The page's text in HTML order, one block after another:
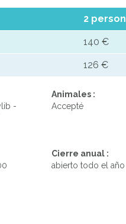
2
140 €
126 €
-
Animales :
Accepté
Cierre anual :
abierto todo el año